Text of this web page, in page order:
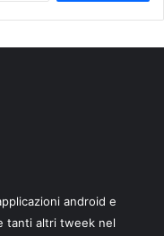
android e
tanti altri tweek nel